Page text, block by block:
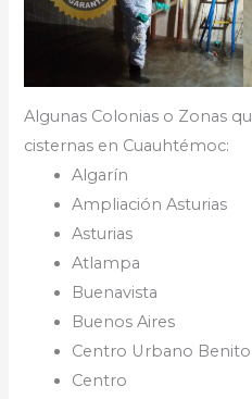
Algunas Colonias o Zonas
cisternas en Cuauhtémoc:
Algarín
Ampliación Asturias
Asturias
Atlampa
Buenavista
Buenos Aires
Centro Urbano Benito
Centro